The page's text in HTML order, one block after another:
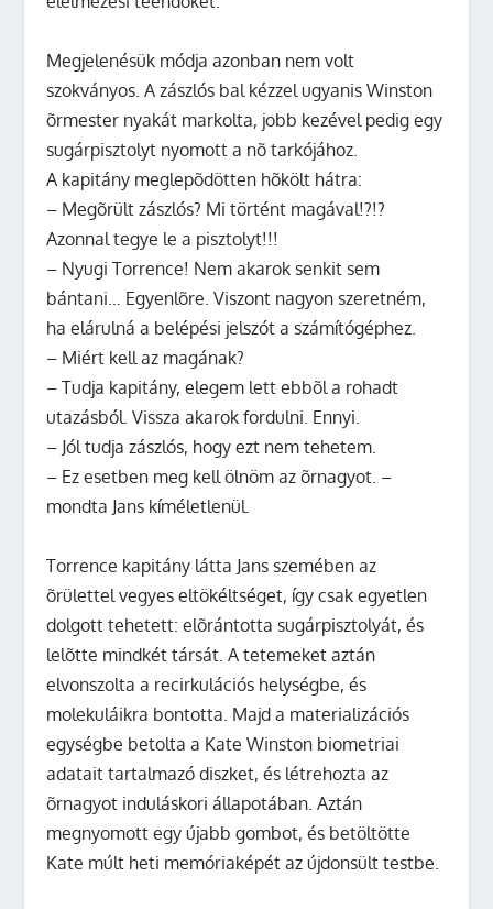
Megjelenésük módja azonban nem volt
szokványos. A zászlós bal kézzel ugyanis Winston
õrmester nyakát markolta, jobb kezével pedig egy
sugárpisztolyt nyomott a nõ tarkójához.
A kapitány meglepõdötten hõkölt hátra:
– Megõrült zászlós? Mi történt magával!?!?
Azonnal tegye le a pisztolyt!!!
– Nyugi Torrence! Nem akarok senkit sem
bántani… Egyenlõre. Viszont nagyon szeretném,
ha elárulná a belépési jelszót a számítógéphez.
– Miért kell az magának?
– Tudja kapitány, elegem lett ebbõl a rohadt
utazásból. Vissza akarok fordulni. Ennyi.
– Jól tudja zászlós, hogy ezt nem tehetem.
– Ez esetben meg kell ölnöm az õrnagyot. –
mondta Jans kíméletlenül.
Torrence kapitány látta Jans szemében az
õrülettel vegyes eltökéltséget, így csak egyetlen
dolgott tehetett: elõrántotta sugárpisztolyát, és
lelõtte mindkét társát. A tetemeket aztán
elvonszolta a recirkulációs helységbe, és
molekuláikra bontotta. Majd a materializációs
egységbe betolta a Kate Winston biometriai
adatait tartalmazó diszket, és létrehozta az
õrnagyot induláskori állapotában. Aztán
megnyomott egy újabb gombot, és betöltötte
Kate múlt heti memóriaképét az újdonsült testbe.